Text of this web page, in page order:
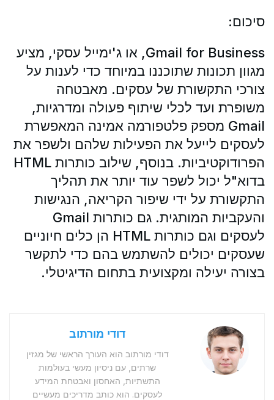
סיכום:
Gmail for Business, או ג'ימייל עסקי, מציע
מגוון תכונות שתוכננו במיוחד כדי לענות על
צורכי התקשורת של עסקים. מאבטחה
משופרת ועד לכלי שיתוף פעולה ומדרגיות,
Gmail מספק פלטפורמה אמינה המאפשרת
לעסקים לייעל את הפעילות שלהם ולשפר את
הפרודוקטיביות. בנוסף, שילוב כותרות HTML
בדוא"ל יכול לשפר עוד יותר את תהליך
התקשורת על ידי שיפור הקריאה, הנגישות
והעקביות המותגית. גם כותרות Gmail
לעסקים וגם כותרות HTML הן כלים חיוניים
שעסקים יכולים להשתמש בהם כדי לתקשר
בצורה יעילה ומקצועית בתחום הדיגיטלי.
דודי מורתוב
דודי מורתוב הוא העורך הראשי של מגזין
שרתים, עם ניסיון מעשי בעולמות
התשתיות, האחסון ואבטחת המידע
לעסקים. הוא כותב מדריכים מעשיים